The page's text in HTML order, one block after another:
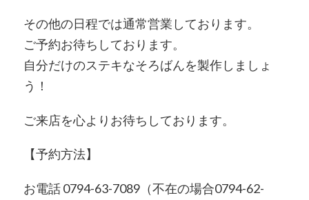
その他の日程では通常営業しております。
ご予約お待ちしております。
自分だけのステキなそろばんを製作しましょ
う！
ご来店を心よりお待ちしております。
【予約方法】
お電話 0794-63-7089（不在の場合0794-62-